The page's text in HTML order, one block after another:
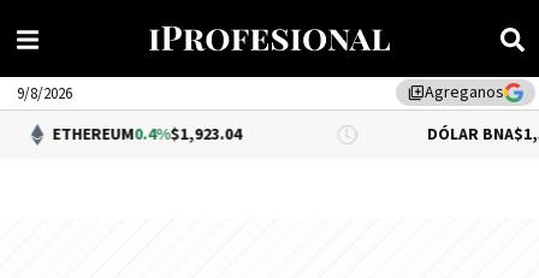
library_addAgreganos
9/8/2026
0.4%$1,923.04 DÓLAR BNA $1,520.00